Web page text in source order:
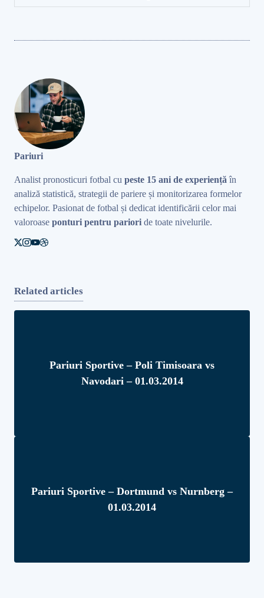
Pariuri
Analist pronosticuri fotbal cu peste 15 ani de experiență în
analiză statistică, strategii de pariere și monitorizarea formelor
echipelor. Pasionat de fotbal și dedicat identificării celor mai
valoroase ponturi pentru pariori de toate nivelurile.
Related articles
Pariuri Sportive – Poli Timisoara vs
Navodari – 01.03.2014
Pariuri Sportive – Dortmund vs Nurnberg –
01.03.2014